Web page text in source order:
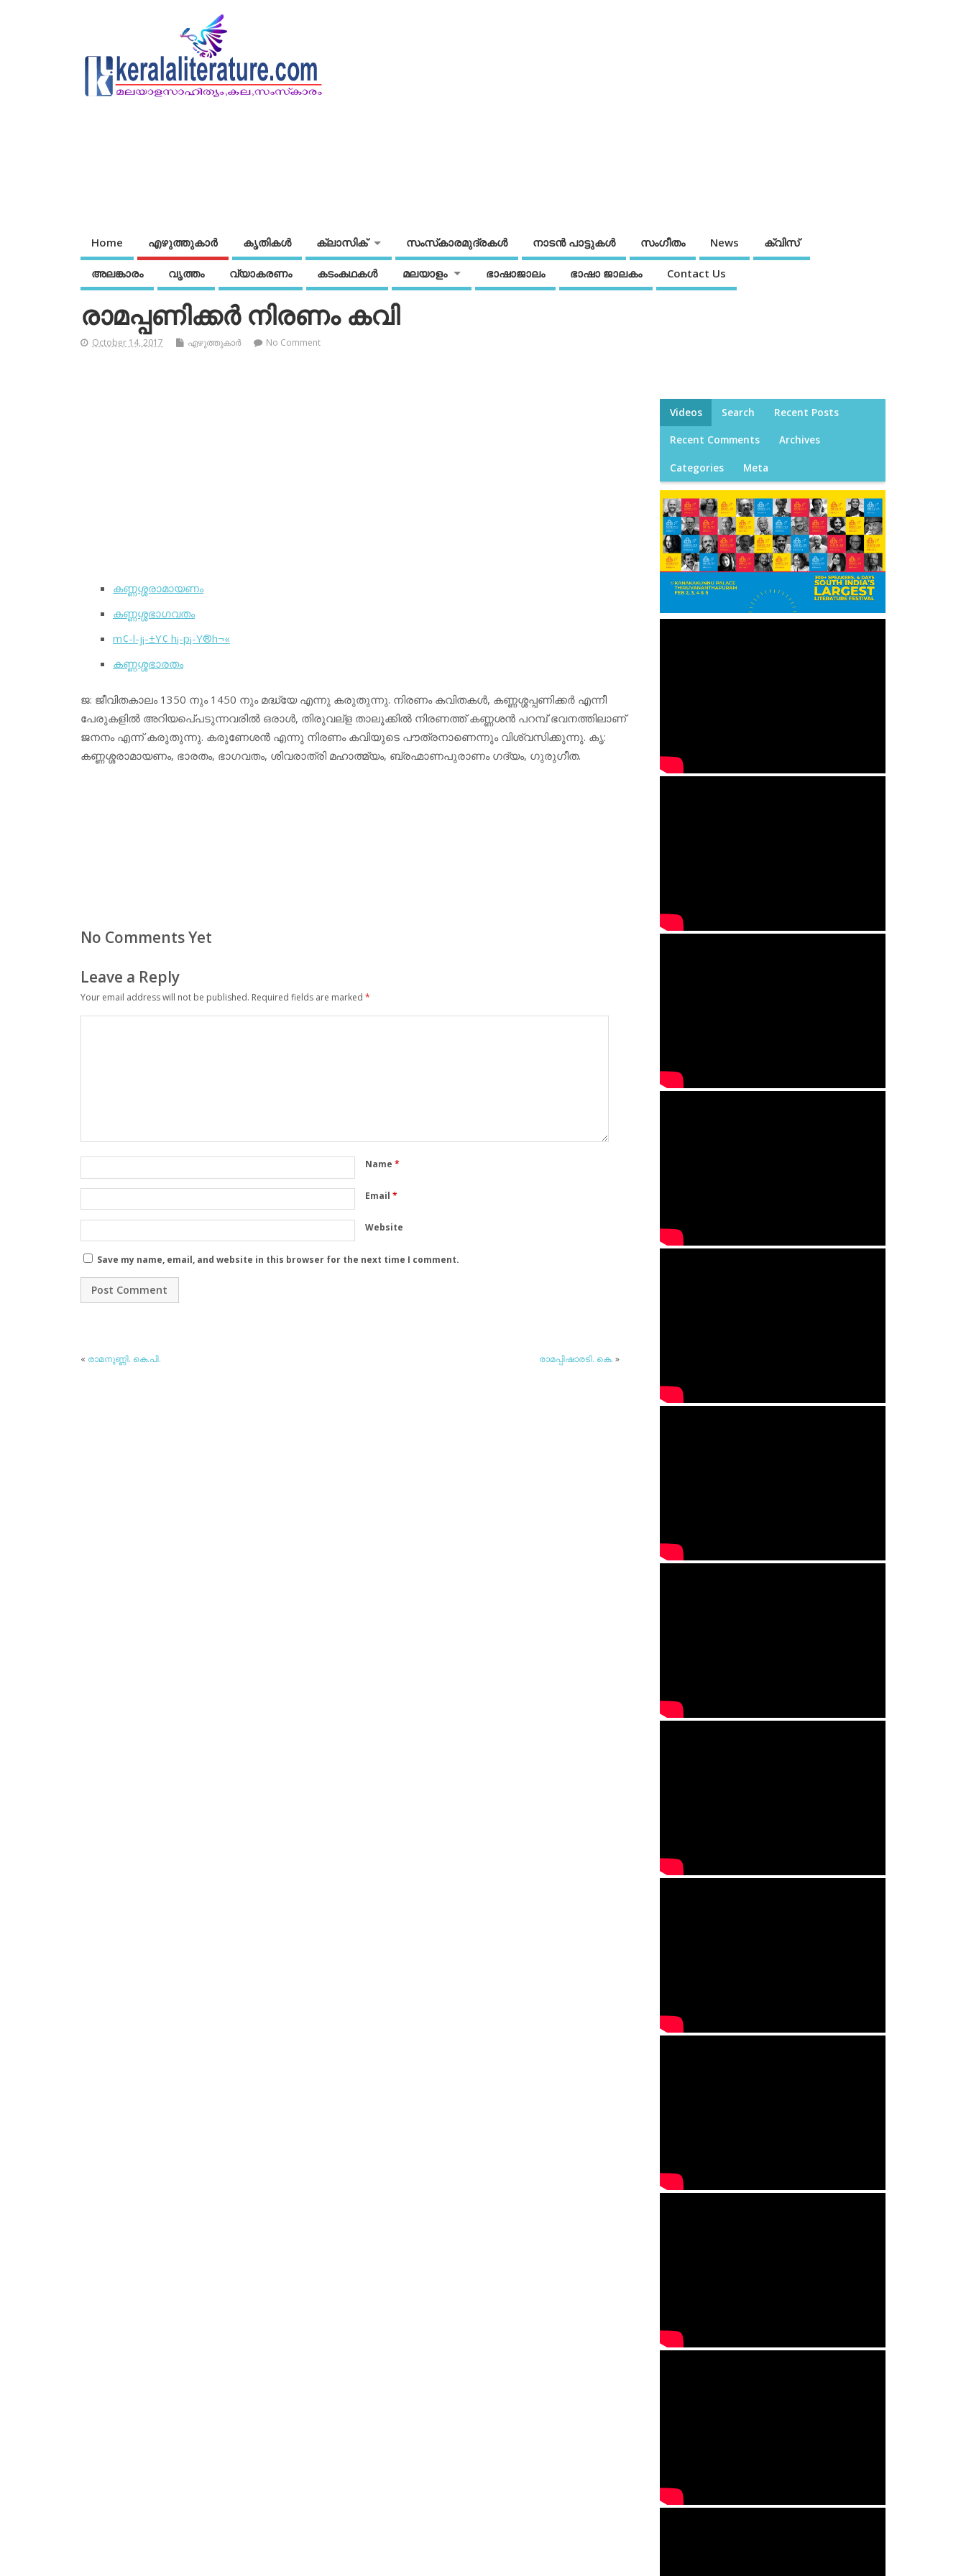
Home എഴുത്തുകാര്‍ കൃതികൾ ക്ലാസിക് സംസ്‌കാരമുദ്രകള്‍ നാടന്‍ പാട്ടുകള്‍ സംഗീതം News ക്വിസ്
അലങ്കാരം വൃത്തം വ്യാകരണം കടംകഥകള്‍ മലയാളം ഭാഷാജാലം ഭാഷാ ജാലകം Contact Us
രാമപ്പണിക്കര്‍ നിരണം കവി
October 14, 2017 എഴുത്തുകാര്‍ No Comment
കണ്ണശ്ശരാമായണം
കണ്ണശ്ശഭാഗവതം
m¢-l-j¡-±Y¢ h¡-p¡-Y®h¬«
കണ്ണശ്ശഭാരതം
ജ: ജീവിതകാലം 1350 നും 1450 നും മദ്ധ്യേ എന്നു കരുതുന്നു. നിരണം കവിതകള്‍, കണ്ണശ്ശപ്പണിക്കര്‍ എന്നീ
പേരുകളില്‍ അറിയപെ്പടുന്നവരില്‍ ഒരാള്‍, തിരുവല്‌ള താലൂക്കില്‍ നിരണത്ത് കണ്ണശന്‍ പറമ്പ് ഭവനത്തിലാണ്
ജനനം എന്ന് കരുതുന്നു. കരുണേശന്‍ എന്നു നിരണം കവിയുടെ പൗത്രനാണെന്നും വിശ്വസിക്കുന്നു. കൃ:
കണ്ണശ്ശരാമായണം, ഭാരതം, ഭാഗവതം, ശിവരാത്രി മഹാത്മ്യം, ബ്രഹ്മാണപുരാണം ഗദ്യം, ഗുരുഗീത.
No Comments Yet
Leave a Reply
Your email address will not be published. Required fields are marked *
Name *
Email *
Website
Save my name, email, and website in this browser for the next time I comment.
« രാമനുണ്ണി. കെ.പി. രാമപ്പിഷാരടി. കെ. »
Videos Search Recent Posts
Recent Comments Archives
Categories Meta